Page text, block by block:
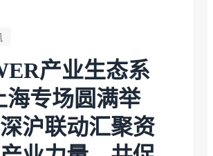
产业生态系
海专场圆满举
沪联动汇聚资